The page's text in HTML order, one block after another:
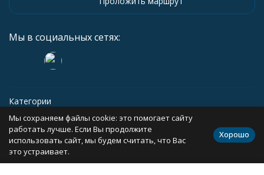
Мы в социальных сетях:
Категории
Информация
Политика персональных данных Карта сайта
Мы сохраняем файлы cookie: это помогает сайту
работать лучше. Если Вы продолжите
использовать сайт, мы будем считать, что Вас
это устраивает.
Хорошо